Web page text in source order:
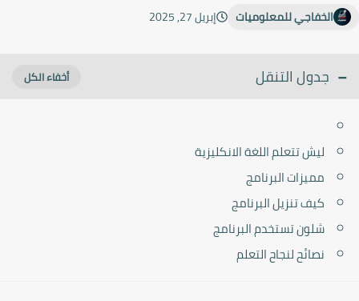
الخفاجي للمعلوميات إبريل 27, 2025
جدول التنقل
ليش تتعلم اللغة الانكليزية
مميزات البرنامج
كيف تنزيل البرنامج
شلون تستخدم البرنامج
نصائح لنجاح التعلم